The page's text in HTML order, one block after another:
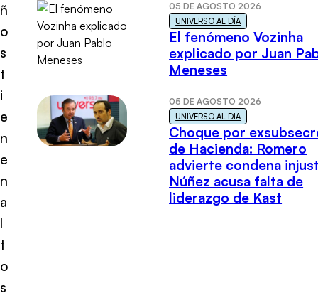
ñ
o
s
t
i
e
n
e
n
a
l
t
o
s
05 DE AGOSTO 2026
UNIVERSO AL DÍA
El fenómeno Vozinha
explicado por Juan
Meneses
05 DE AGOSTO 2026
UNIVERSO AL DÍA
Choque por
de Hacienda: Romero
advierte condena
Núñez acusa falta de
liderazgo de Kast